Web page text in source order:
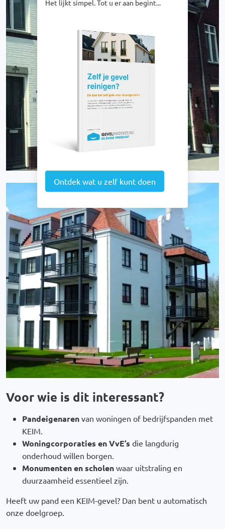
Het lijkt simpel. Tot u er aan begint...
Ontdek wat u zelf kunt doen
Voor wie is dit interessant?
Pandeigenaren van woningen of bedrijfspanden met
KEIM.
Woningcorporaties en VvE’s die langdurig
onderhoud willen borgen.
Monumenten en scholen waar uitstraling en
duurzaamheid essentieel zijn.
Heeft uw pand een KEIM-gevel? Dan bent u automatisch
onze doelgroep.